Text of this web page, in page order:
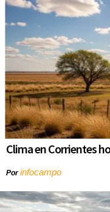
Clima en Corrientes
Porinfocampo